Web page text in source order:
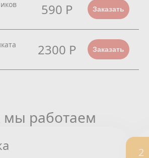
590 Р Заказать
2300 Р Заказать
мы работаем